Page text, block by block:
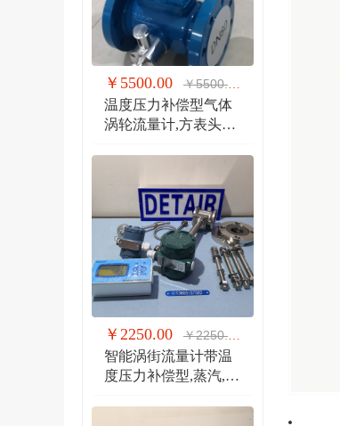
￥5500.00 ￥5500.00
温度压力补偿型气体
涡轮流量计,方表头防
￥2250.00 ￥2250.00
智能涡街流量计带温
度压力补偿型,蒸汽,气